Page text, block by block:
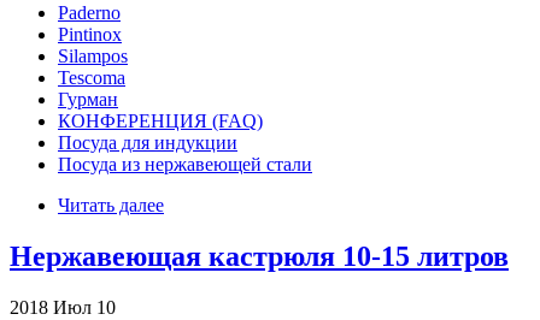
Paderno
Pintinox
Silampos
Tescoma
Гурман
КОНФЕРЕНЦИЯ (FAQ)
Посуда для индукции
Посуда из нержавеющей стали
Читать далее
Нержавеющая кастрюля 10-15 литров
2018 Июл 10